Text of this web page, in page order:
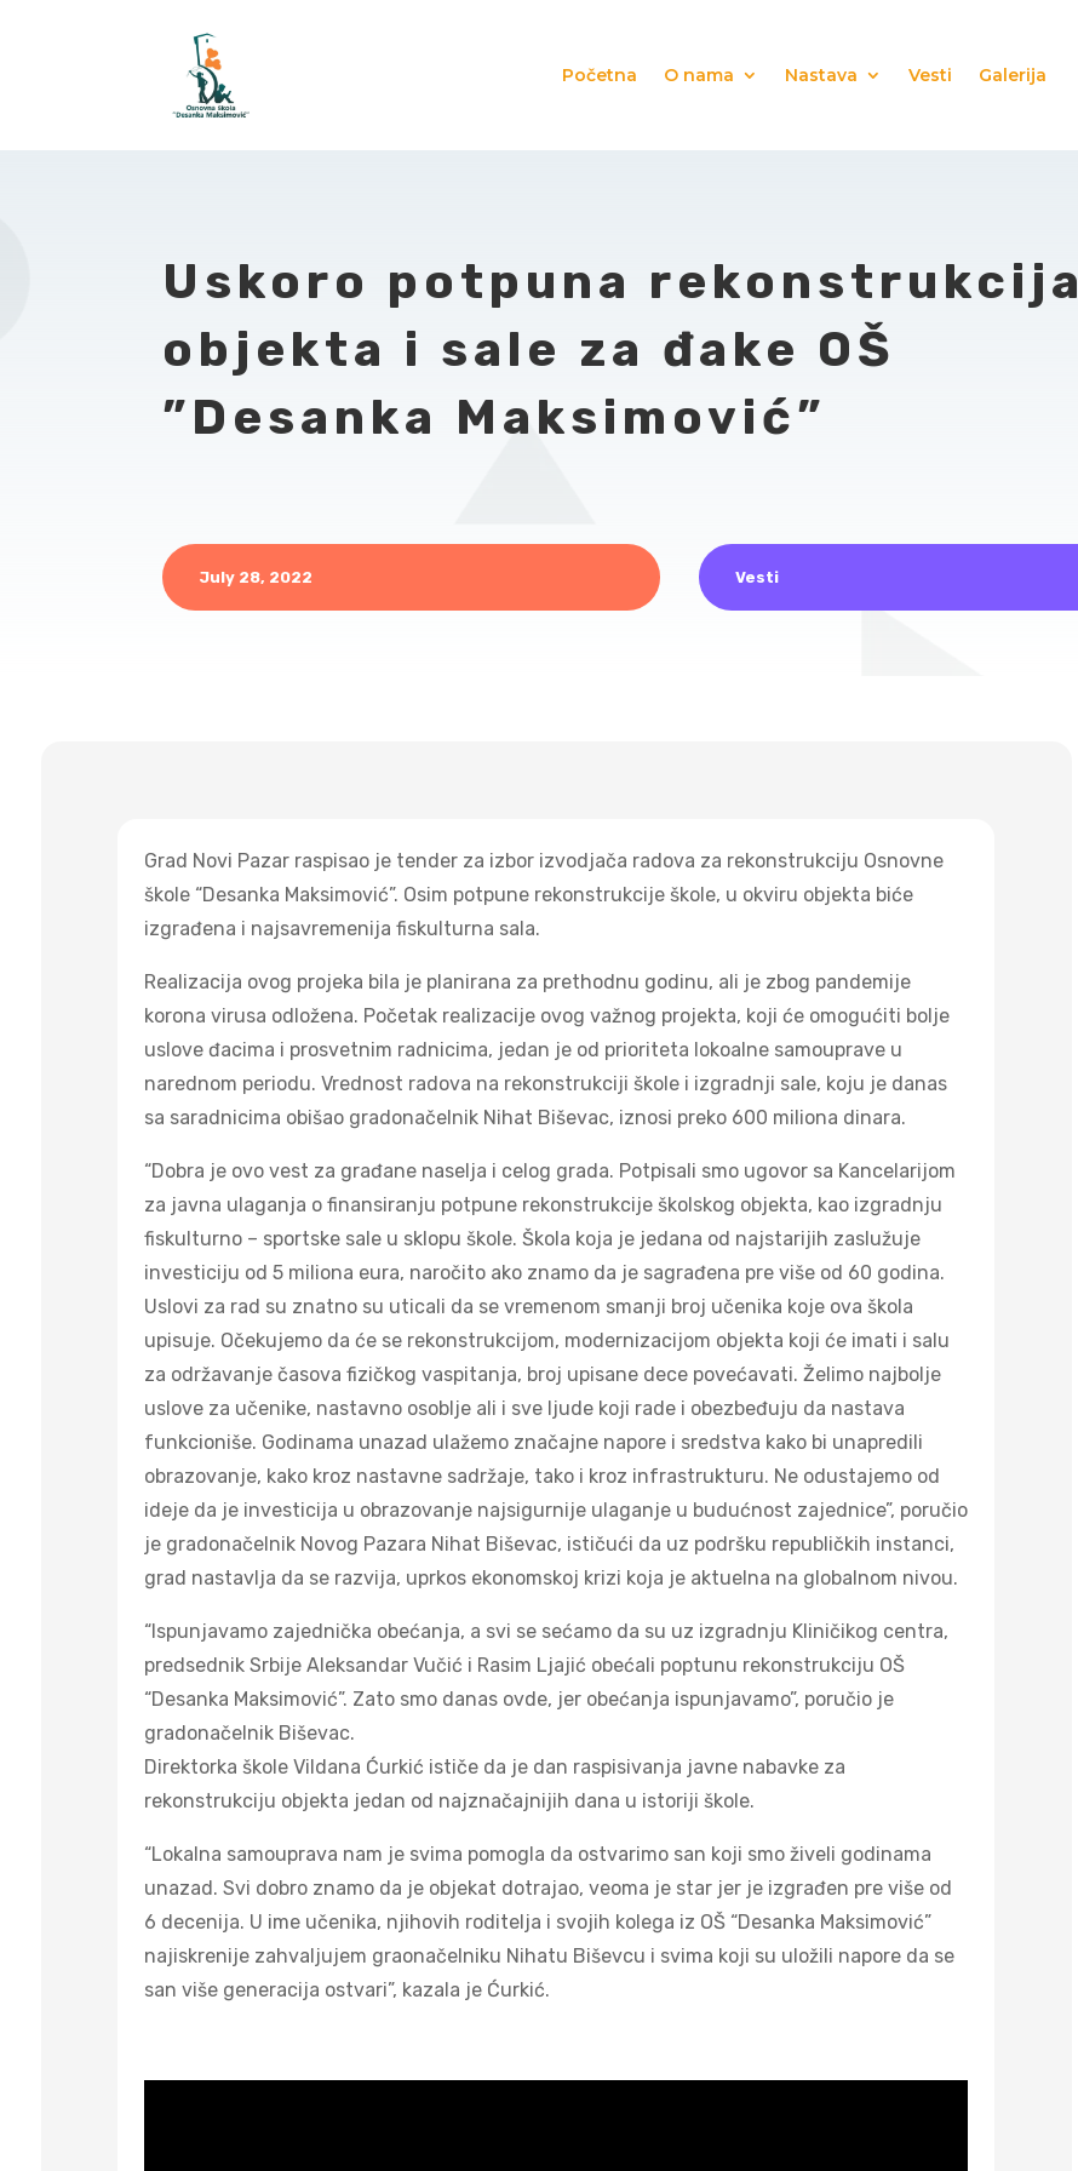
Početna O nama Nastava Vesti Galerija
Uskoro potpuna rekonstrukcija
objekta i sale za đake OŠ
”Desanka Maksimović”
July 28, 2022 Vesti
Grad Novi Pazar raspisao je tender za izbor izvodjača radova za rekonstrukciju Osnovne
škole “Desanka Maksimović”. Osim potpune rekonstrukcije škole, u okviru objekta biće
izgrađena i najsavremenija fiskulturna sala.
Realizacija ovog projeka bila je planirana za prethodnu godinu, ali je zbog pandemije
korona virusa odložena. Početak realizacije ovog važnog projekta, koji će omogućiti bolje
uslove đacima i prosvetnim radnicima, jedan je od prioriteta lokoalne samouprave u
narednom periodu. Vrednost radova na rekonstrukciji škole i izgradnji sale, koju je danas
sa saradnicima obišao gradonačelnik Nihat Biševac, iznosi preko 600 miliona dinara.
“Dobra je ovo vest za građane naselja i celog grada. Potpisali smo ugovor sa Kancelarijom
za javna ulaganja o finansiranju potpune rekonstrukcije školskog objekta, kao izgradnju
fiskulturno – sportske sale u sklopu škole. Škola koja je jedana od najstarijih zaslužuje
investiciju od 5 miliona eura, naročito ako znamo da je sagrađena pre više od 60 godina.
Uslovi za rad su znatno su uticali da se vremenom smanji broj učenika koje ova škola
upisuje. Očekujemo da će se rekonstrukcijom, modernizacijom objekta koji će imati i salu
za održavanje časova fizičkog vaspitanja, broj upisane dece povećavati. Želimo najbolje
uslove za učenike, nastavno osoblje ali i sve ljude koji rade i obezbeđuju da nastava
funkcioniše. Godinama unazad ulažemo značajne napore i sredstva kako bi unapredili
obrazovanje, kako kroz nastavne sadržaje, tako i kroz infrastrukturu. Ne odustajemo od
ideje da je investicija u obrazovanje najsigurnije ulaganje u budućnost zajednice”, poručio
je gradonačelnik Novog Pazara Nihat Biševac, ističući da uz podršku republičkih instanci,
grad nastavlja da se razvija, uprkos ekonomskoj krizi koja je aktuelna na globalnom nivou.
“Ispunjavamo zajednička obećanja, a svi se sećamo da su uz izgradnju Kliničikog centra,
predsednik Srbije Aleksandar Vučić i Rasim Ljajić obećali poptunu rekonstrukciju OŠ
“Desanka Maksimović”. Zato smo danas ovde, jer obećanja ispunjavamo”, poručio je
gradonačelnik Biševac.
Direktorka škole Vildana Ćurkić ističe da je dan raspisivanja javne nabavke za
rekonstrukciju objekta jedan od najznačajnijih dana u istoriji škole.
“Lokalna samouprava nam je svima pomogla da ostvarimo san koji smo živeli godinama
unazad. Svi dobro znamo da je objekat dotrajao, veoma je star jer je izgrađen pre više od
6 decenija. U ime učenika, njihovih roditelja i svojih kolega iz OŠ “Desanka Maksimović”
najiskrenije zahvaljujem graonačelniku Nihatu Biševcu i svima koji su uložili napore da se
san više generacija ostvari”, kazala je Ćurkić.